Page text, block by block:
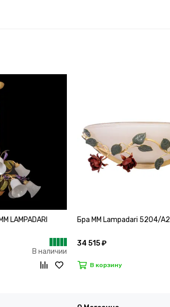
LAMPADARI
В наличии
Бра MM Lampadari 5204/A2
34 515 ₽
В корзину